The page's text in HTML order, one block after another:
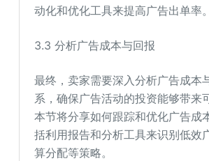
动化和优化工具来提高广告出单率。
3.3 分析广告成本与回报
最终，卖家需要深入分析广告成本
系，确保广告活动的投资能够带来
本节将分享如何跟踪和优化广告成
括利用报告和分析工具来识别低效
算分配等策略。